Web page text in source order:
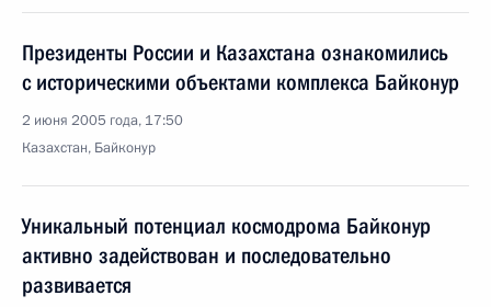
Президенты России и Казахстана ознакомились
с историческими объектами комплекса Байконур
2 июня 2005 года, 17:50
Казахстан, Байконур
Уникальный потенциал космодрома Байконур
активно задействован и последовательно
развивается